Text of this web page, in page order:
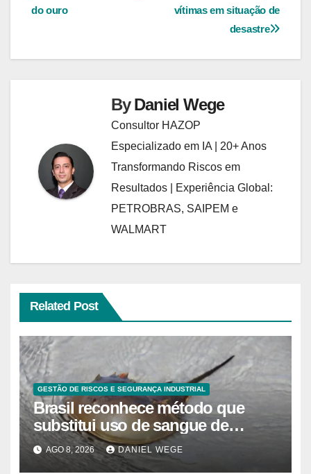
Post
vítimas em situação de
desastre
do ouro
ByDaniel Wege
Consultor HAZOP
Especializado em IA | 20+ Anos
Transformando Riscos em
Resultados | Experiência Global:
PETROBRAS, SAIPEM e
WALMART
Related Post
GESTÃO DE RISCOS E SEGURANÇA INDUSTRIAL
Brasil reconhece método que
substitui uso de sangue de
caranguejo-ferradura em testes
farmacêuticos
AGO 8, 2026 DANIEL WEGE